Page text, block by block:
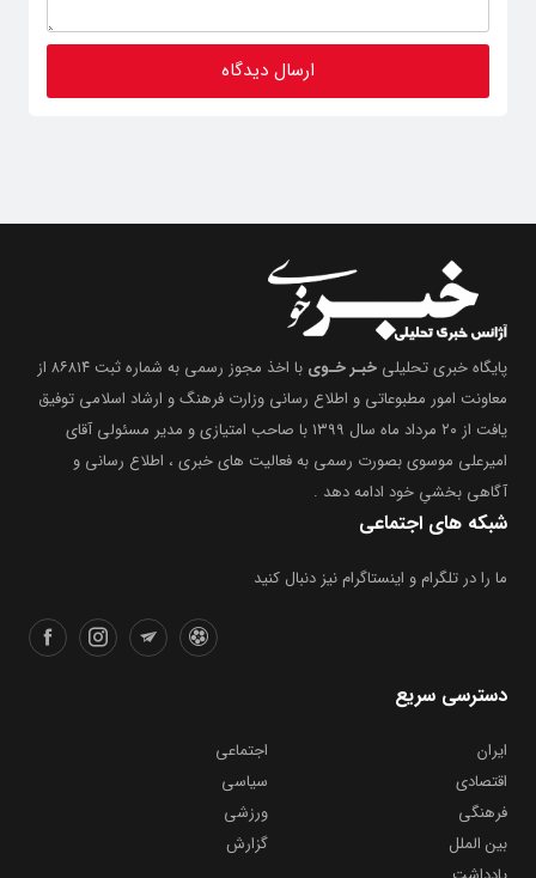
پایگاه خبری تحلیلیخبـر خـوی
معاونت امور مطبوعاتی و اطلاع رسانی وزارت فرهنگ و ارشاد اسلامی توفیق
یافت از ۲۰ مرداد ماه سال ۱۳۹۹ با صاحب امتیازی و مدیر مسئولی آقای
امیرعلی موسوی بصورت رسمی به فعالیت های خبری ، اطلاع رسانی و
آگاهی بخشیِ خود ادامه دهد .
شبکه های اجتماعی
اقتصادی
سیاسی
فرهنگی
ورزشی
بین الملل
گزارش
یادداشت